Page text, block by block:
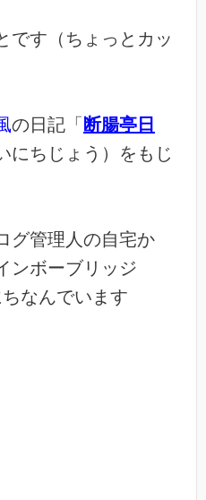
です（ちょっとカッ
の日記「 断腸亭日
にちじょう）をもじ
グ管理人の自宅か
ンボーブリッジ
ちなんでいます